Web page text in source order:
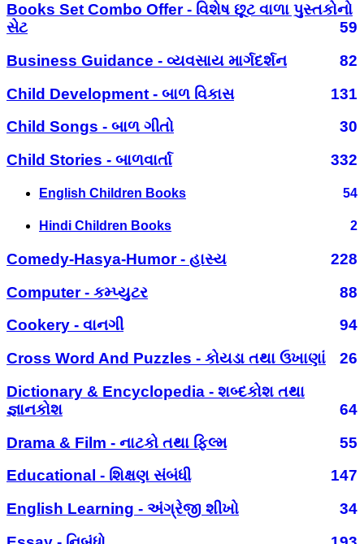
Books Set Combo Offer - વિશેષ છૂટ વાળા પુસ્તકોનો
સેટ
59
Business Guidance - વ્યવસાય માર્ગદર્શન
82
Child Development - બાળ વિકાસ
131
Child Songs - બાળ ગીતો
30
Child Stories - બાળવાર્તા
332
English Children Books 54
Hindi Children Books 2
Comedy-Hasya-Humor - હાસ્ય
228
Computer - કમ્પ્યુટર
88
Cookery - વાનગી
94
Cross Word And Puzzles - કોયડા તથા ઉખાણાં
26
Dictionary & Encyclopedia - શબ્દકોશ તથા
જ્ઞાનકોશ
64
Drama & Film - નાટકો તથા ફિલ્મ
55
Educational - શિક્ષણ સંબંધી
147
English Learning - અંગ્રેજી શીખો
34